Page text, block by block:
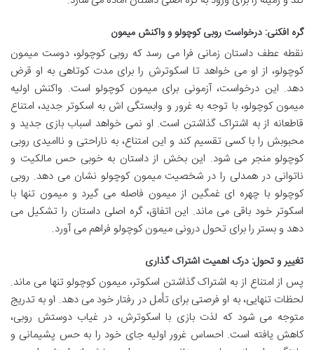
گره افکنی: درخواست روبی کوچولو و واکنش میمون
نقطه عطف داستان زمانی فرا می رسد که روبی کوچولو، دوست میمون
کوچولو، از او می خواهد تا اسکوترش را برای مدت کوتاهی به او قرض
دهد. این درخواست، آزمونی برای میمون کوچولو است. واکنش اولیه
میمون کوچولو، با توجه به غرور و وابستگی اش به اسکوتر جدید، امتناع
قاطعانه از به اشتراک گذاشتن است. او نمی خواهد اسباب بازی جدید و
محبوبش را با کسی تقسیم کند و این امتناع، به ناراحتی و ناامیدی روبی
کوچولو منجر می شود. این بخش از داستان به خوبی حس مالکیت و
ناتوانی در همدلی را در شخصیت میمون کوچولو نشان می دهد. روبی
کوچولو با چهره ای غمگین از میمون فاصله می گیرد و میمون تنها با
اسکوتر خود باقی می ماند. این اتفاق، گره اصلی داستان را تشکیل می
دهد و بستر را برای تحول درونی میمون کوچولو فراهم می آورد.
تغییر و تحول: درک اهمیت اشتراک گذاری
پس از امتناع از به اشتراک گذاشتن اسکوتر، میمون کوچولو تنها می ماند.
لحظات تنهایی، به او فرصتی برای تأمل در رفتار خود می دهد. او به تدریج
متوجه می شود که لذت بازی با اسکوترش، در غیاب دوستش روبی،
کاهش یافته است. احساس غرور اولیه جای خود را به حس پشیمانی و